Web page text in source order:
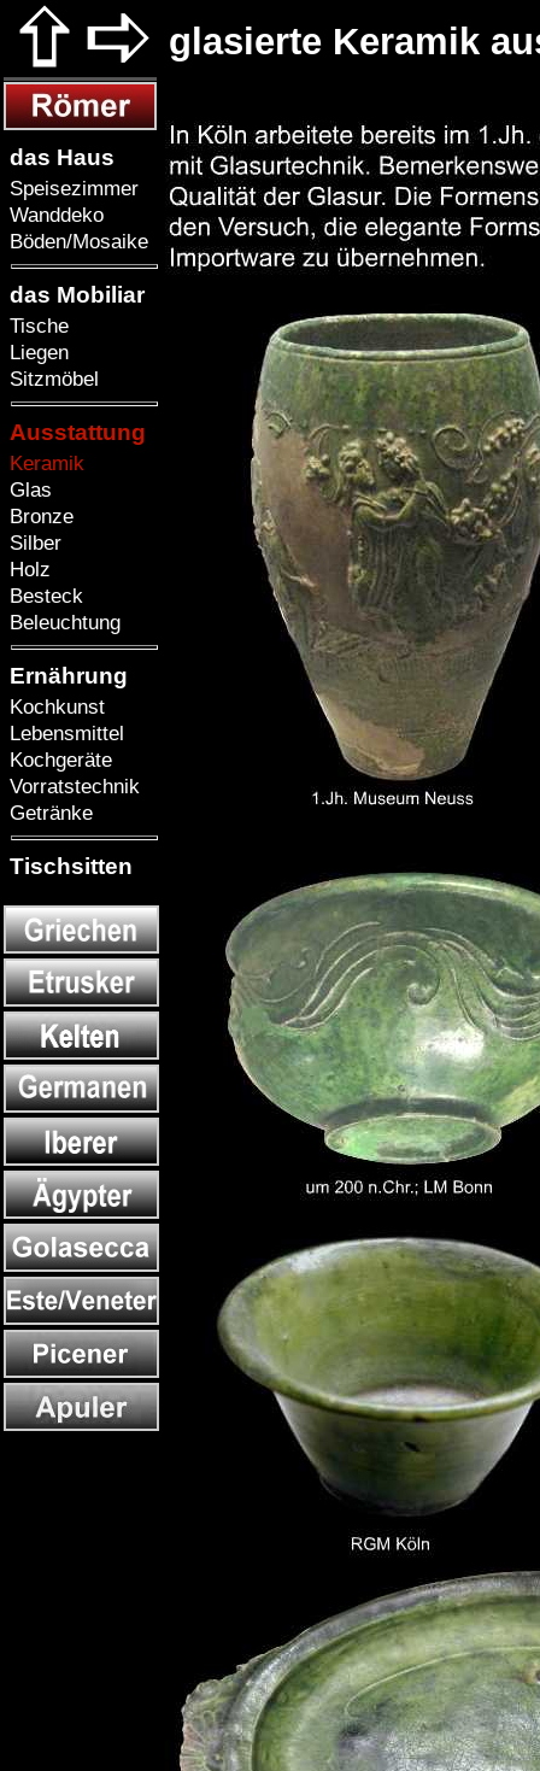
das Haus
Speisezimmer
Wanddeko
Böden/Mosaike
das Mobiliar
Tische
Liegen
Sitzmöbel
Ausstattung
Keramik
Glas
Bronze
Silber
Holz
Besteck
Beleuchtung
Ernährung
Kochkunst
Lebensmittel
Kochgeräte
Vorratstechnik
Getränke
Tischsitten
glasierte Keramik